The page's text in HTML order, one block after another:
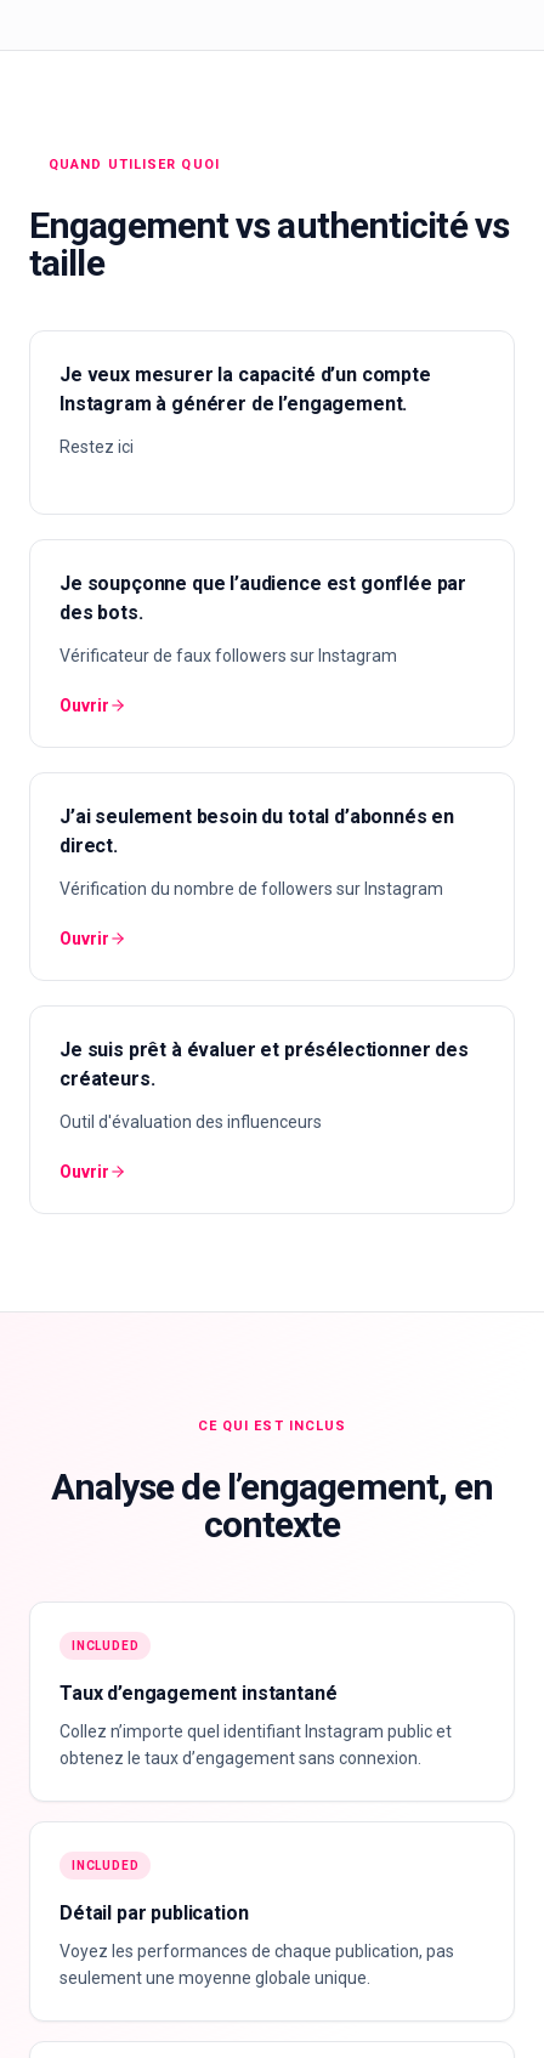
QUAND UTILISER QUOI
Engagement vs authenticité vs
taille
Je veux mesurer la capacité d’un compte
Instagram à générer de l’engagement.
Restez ici
Je soupçonne que l’audience est gonflée par
des bots.
Vérificateur de faux followers sur Instagram
Ouvrir
J’ai seulement besoin du total d’abonnés en
direct.
Vérification du nombre de followers sur Instagram
Ouvrir
Je suis prêt à évaluer et présélectionner des
créateurs.
Outil d'évaluation des influenceurs
Ouvrir
CE QUI EST INCLUS
Analyse de l’engagement, en
contexte
INCLUDED
Taux d’engagement instantané
Collez n’importe quel identifiant Instagram public et
obtenez le taux d’engagement sans connexion.
INCLUDED
Détail par publication
Voyez les performances de chaque publication, pas
seulement une moyenne globale unique.